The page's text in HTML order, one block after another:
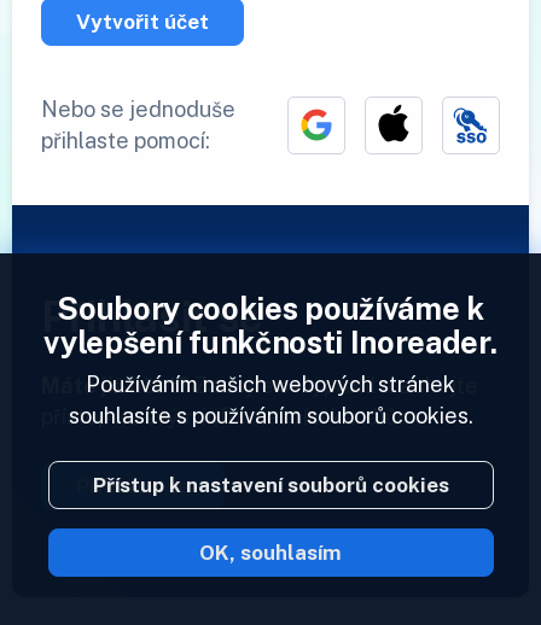
Vytvořit účet
Nebo se jednoduše
přihlaste pomocí:
Přihlásit se
Máte již účet?Zadejte svůj profil a získejte
přístup ke svým informačním kanálům.
Přihlásit se
2023 © Inoreader
Soubory cookies používáme k
vylepšení funkčnosti Inoreader.
Používáním našich webových stránek
souhlasíte s používáním souborů cookies.
Přístup k nastavení souborů cookies
OK, souhlasím